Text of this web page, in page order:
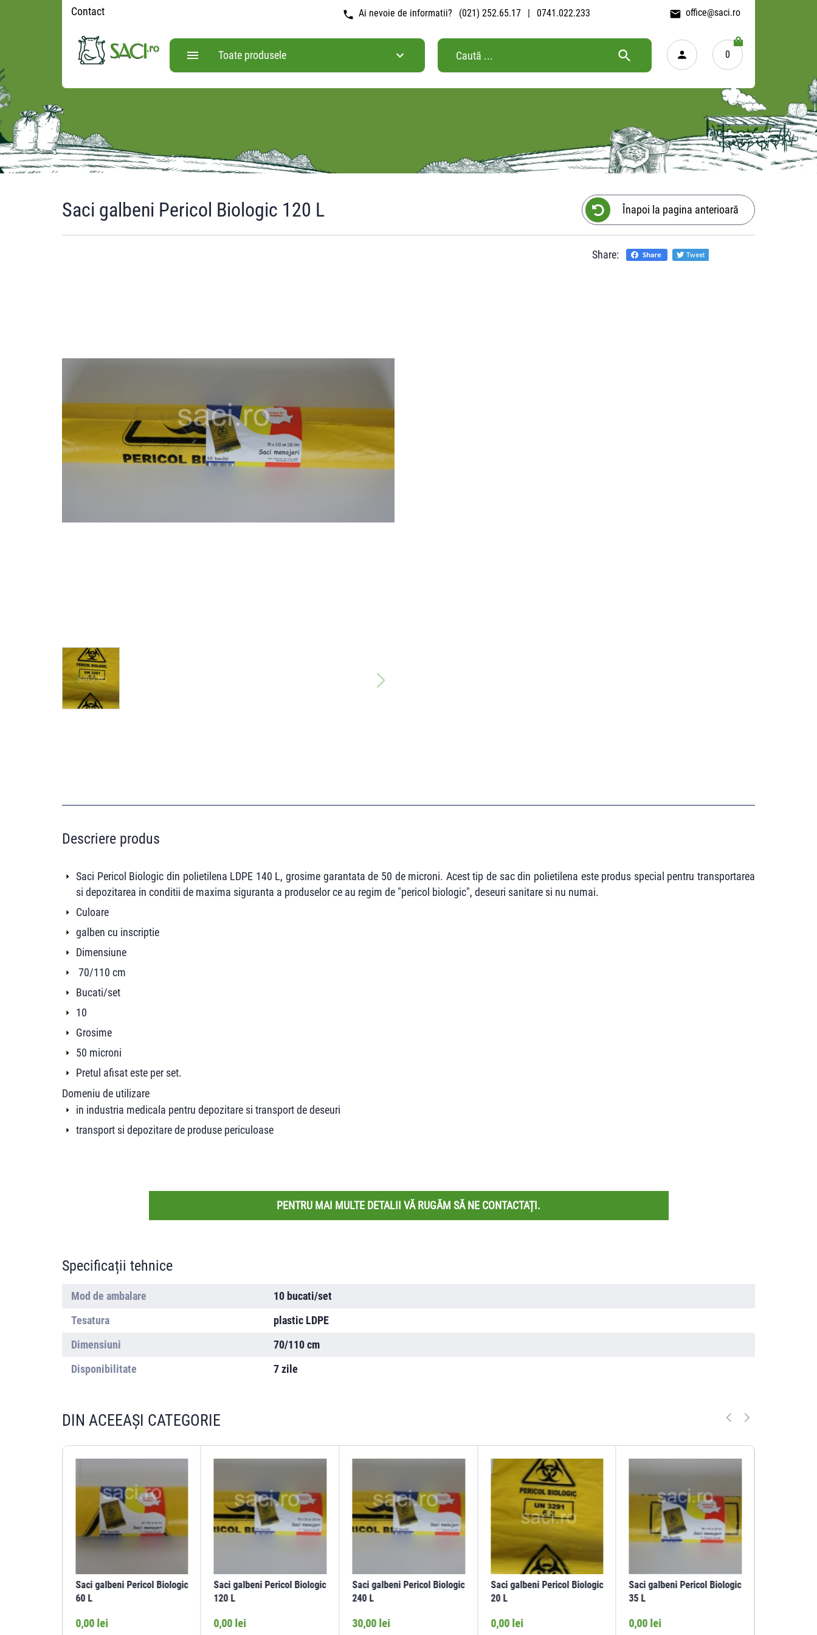
Ai nevoie de informatii? (021) 252.65.17 | 0741.022.233 office@saci.ro
Toate produsele
Contact
0
Înapoi la pagina anterioară
Saci galbeni Pericol Biologic 120 L
Share:
Descriere produs
Saci Pericol Biologic din polietilena LDPE 140 L, grosime garantata de 50 de microni. Acest tip de sac din polietilena este produs special pentru transportarea
si depozitarea in conditii de maxima siguranta a produselor ce au regim de "pericol biologic", deseuri sanitare si nu numai.
Culoare
galben cu inscriptie
Dimensiune
70/110 cm
Bucati/set
10
Grosime
50 microni
Pretul afisat este per set.
Domeniu de utilizare
in industria medicala pentru depozitare si transport de deseuri
transport si depozitare de produse periculoase
PENTRU MAI MULTE DETALII VĂ RUGĂM SĂ NE CONTACTAȚI.
Specificații tehnice
Mod de ambalare
10 bucati/set
Tesatura
plastic LDPE
Dimensiuni
70/110 cm
Disponibilitate
7 zile
DIN ACEEAȘI CATEGORIE
Saci galbeni Pericol Biologic
60 L
0,00 lei
Saci galbeni Pericol Biologic
120 L
0,00 lei
Saci galbeni Pericol Biologic
240 L
30,00 lei
Saci galbeni Pericol Biologic
20 L
0,00 lei
Saci galbeni Pericol Biologic
35 L
0,00 lei